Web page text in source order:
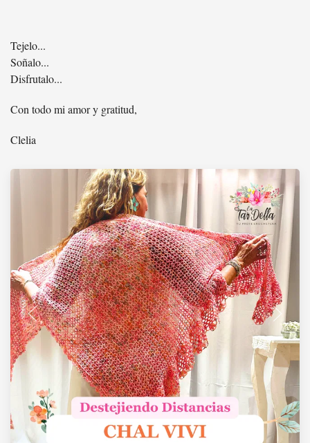
Tejelo...
Soñalo...
Disfrutalo...
Con todo mi amor y gratitud,
Clelia